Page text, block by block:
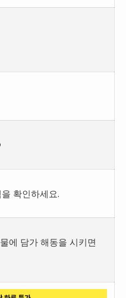
확인하세요.
에 담가 해동을 시키면